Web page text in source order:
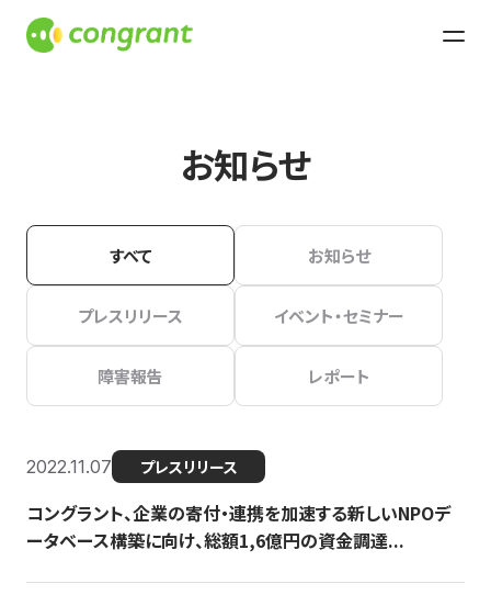
お知らせ
すべて お知らせ
プレスリリース イベント・セミナー
障害報告 レポート
2022.11.07 プレスリリース
コングラント、企業の寄付・連携を加速する新しいNPOデ
ータベース構築に向け、総額1,6億円の資金調達...